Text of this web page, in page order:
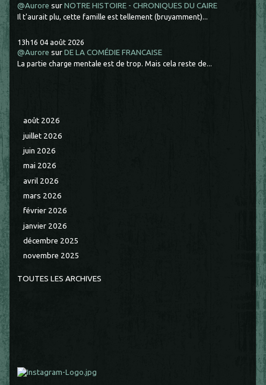
@Aurore surNOTRE HISTOIRE - CHRONIQUES DU CAIRE
Il t'aurait plu, cette famille est tellement (bruyamment)...
13h16 04 août 2026
@Aurore surDE LA COMÉDIE FRANCAISE
La partie charge mentale est de trop. Mais cela reste de...
août 2026
juillet 2026
juin 2026
mai 2026
avril 2026
mars 2026
février 2026
janvier 2026
décembre 2025
novembre 2025
TOUTES LES ARCHIVES